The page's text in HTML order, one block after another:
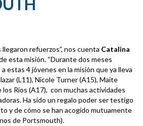
refuerzos”, nos cuenta Catalina
esta misión. “Durante dos meses
estas 4 jóvenes en la misión que ya lleva
(L11), Nicole Turner (A15), Maite
los Ríos (A17), con muchas actividades
Ha sido un regalo poder ser testigo
y de cómo se han acogido mutuamente
de Portsmouth).